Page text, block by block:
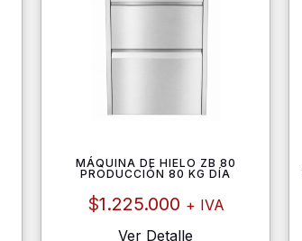
MÁQUINA DE HIELO ZB 80
PRODUCCIÓN 80 KG DÍA
$1.225.000 + IVA
Ver Detalle